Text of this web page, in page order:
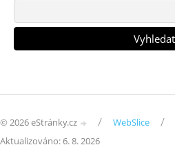
© 2026 eStránky.cz / WebSlice /
Aktualizováno: 6. 8. 2026